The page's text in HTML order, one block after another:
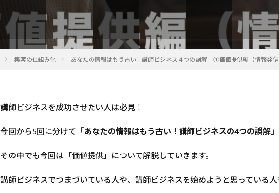
集客の仕組み化 あなたの情報はもう古い！講師ビジネス４つの誤解 ①価値提供編（情報発信
講師ビジネスを成功させたい人は必見！
今回から5回に分けて 「あなたの情報はもう古い！講師ビジネスの4つの誤解」
その中でも今回は「価値提供」について解説していきます。
講師ビジネスでつまづいている人や、講師ビジネスを始めようと思っている人